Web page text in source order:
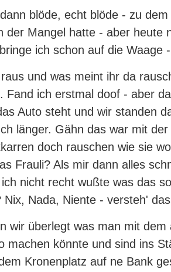
blöde, echt blöde - zu
der Mangel hatte - aber heute
ich schon auf die Waage
und was meint ihr da
Fand ich erstmal doof - aber
Auto steht und wir standen
länger. Gähn das war mit
doch rauschen wie sie
Frauli? Als mir dann alles
nicht recht wußte was das
Nix, Nada, Niente - versteh'
wir überlegt was man mit dem
machen könnte und sind ins
Kronenplatz auf ne Bank